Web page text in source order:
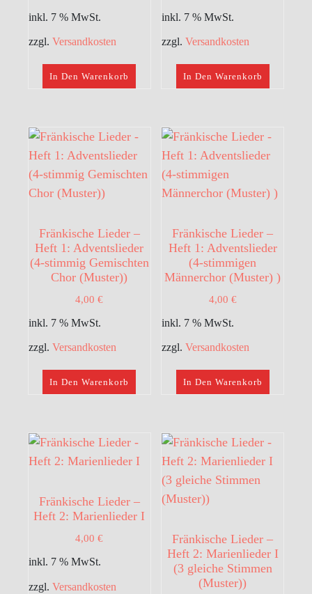
inkl. 7 % MwSt.
zzgl. Versandkosten
In Den Warenkorb
inkl. 7 % MwSt.
zzgl.Versandkosten
In Den Warenkorb
Fränkische Lieder –
Heft 1: Adventslieder
(4-stimmig Gemischten
Chor (Muster))
4,00€
inkl. 7 % MwSt.
zzgl. Versandkosten
In Den Warenkorb
Fränkische Lieder –
Heft 1: Adventslieder
(4-stimmigen
Männerchor (Muster) )
4,00 €
inkl. 7 % MwSt.
zzgl.Versandkosten
In Den Warenkorb
Fränkische Lieder –
Heft 2: Marienlieder I
4,00€
inkl. 7 % MwSt.
zzgl. Versandkosten
Fränkische Lieder –
Heft 2: Marienlieder I
(3 gleiche Stimmen
(Muster))